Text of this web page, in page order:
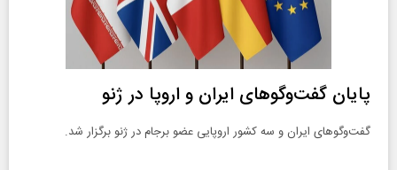
پایان گفت‌وگوهای ایران و اروپا در ژنو
گفت‌وگوهای ایران و سه کشور اروپایی عضو برجام در ژنو برگزار شد.